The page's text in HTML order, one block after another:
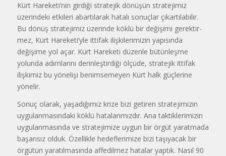
Kürt Hareketi’nin girdiği strate­jik dönüşün stratejimiz
üzerindeki etkileri abartılarak hatalı sonuçlar çıkartılabilir.
Bu dönüş stratejimiz ü­zerinde köklü bir değişimi gerektir­
mez, Kürt Hareketi’yle ittifak ilişkilerimizin yapısında
değişime yol a­çar. Kürt Hareketi düzenle bütünleş­me
yolunda adımlarını derinleştirdiği ölçüde, stratejik ittifak
ilişkimiz bu yönelişi benimsemeyen Kürt halk güçlerine
yönelir.
Sonuç olarak, yaşadığımız krize bizi getiren stratejimizin
uygulan­masındaki köklü hatalarımızdır. Ana taktiklerimizin
uygulanmasında ve stratejimize uygun bir örgüt yarat­mada
başarısız olduk. Özellikle hedeflerimize bizi taşıyacak bir
örgü­tün yaratılmasında affedilmez hata­lar yaptık. Nasıl 90